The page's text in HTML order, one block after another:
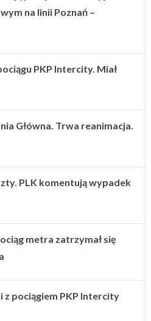
na linii Poznań –
PKP Intercity. Miał
Główna. Trwa reanimacja.
PLK komentują wypadek
metra zatrzymał się
pociągiem PKP Intercity